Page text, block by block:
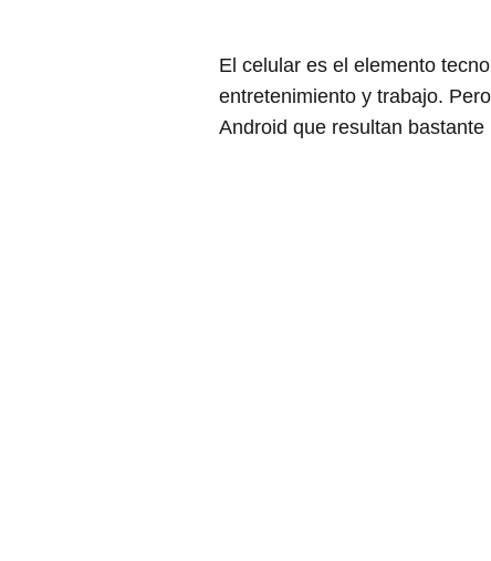
El celular es el elemento
entretenimiento y trabajo.
Android que resultan bastante